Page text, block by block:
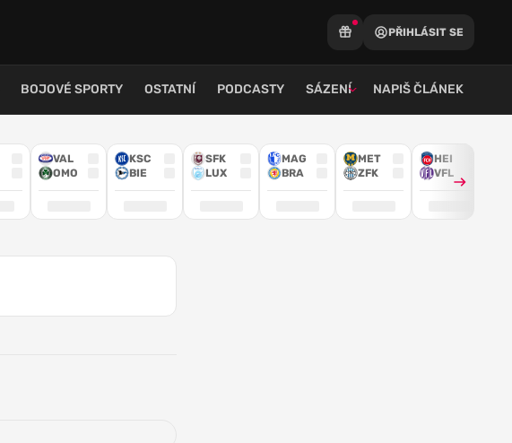
PŘIHLÁSIT SE
BOJOVÉ SPORTY OSTATNÍ PODCASTY SÁZENÍ NAPIŠ ČLÁNEK
VAL
OMO
KSC
BIE
SFK
LUX
MAG
BRA
MET
ZFK
HEI
VFL